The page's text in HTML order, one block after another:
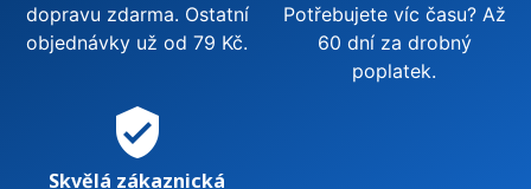
dopravu zdarma. Ostatní
objednávky už od 79 Kč.
Potřebujete víc času? Až
60 dní za drobný
poplatek.
verified_user
Skvělá zákaznická